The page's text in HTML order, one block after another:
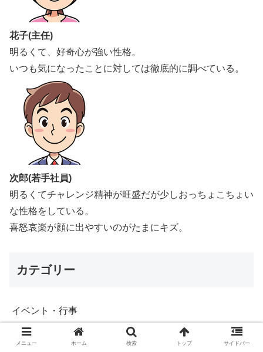
花子(主任)
明るくて、好奇心が強い性格。
いつも気になったことに対しては徹底的に調べている。
次郎(若手社員)
明るくてチャレンジ精神が旺盛だが少しおっちょこちょい
な性格をしている。
喜怒哀楽が顔に出やすいのがたまにキズ。
カテゴリー
イベント・行事
ショッピング
メニュー ホーム 検索 トップ サイドバー